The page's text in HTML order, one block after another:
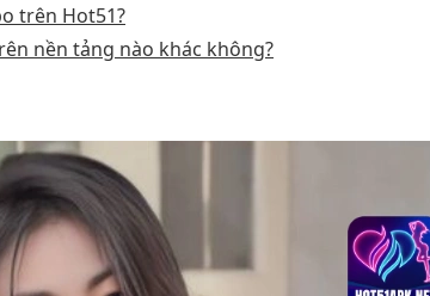
trên Hot51?
nền tảng nào khác không?